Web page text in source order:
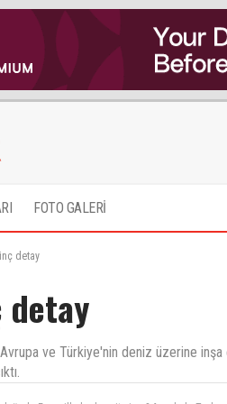
FOTO GALERİ
detay
detay
ve Türkiye'nin deniz üzerine inşa